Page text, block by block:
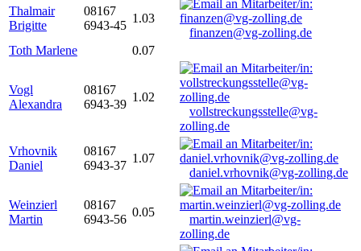
Thalmair
Brigitte
08167
6943-45
1.03
finanzen@vg-zolling.de
Toth Marlene
0.07
Vogl
Alexandra
08167
6943-39
1.02
vollstreckungsstelle@vg-
zolling.de
Vrhovnik
Daniel
08167
6943-37
1.07
daniel.vrhovnik@vg-zolling.de
Weinzierl
Martin
08167
6943-56
0.05
martin.weinzierl@vg-
zolling.de